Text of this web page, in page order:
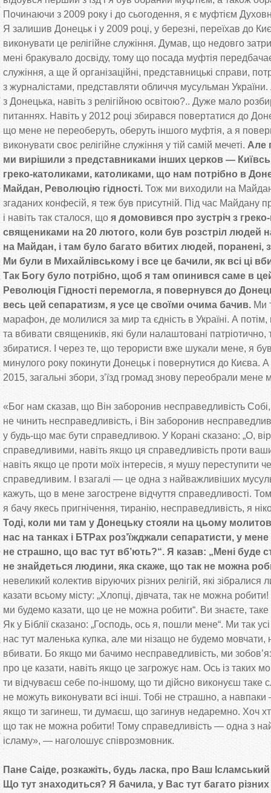
Починаючи з 2009 року і до сьогодення, я є муфтієм
Я залишив Донецьк і у 2009 році, у березні, переїхав до
виконувати це релігійне служіння. Думав, що недовго
мені бракувало досвіду, тому що посада муфтія
служіння, а ще й організаційні, представницькі справи,
з журналістами, представляти обличчя мусульман України.
з Донецька, навіть з релігійною освітою?.. Дуже мало
питаннях. Навіть у 2012 році збирався повертатися до
що мене не переоберуть, оберуть іншого муфтія, а я
виконувати своє релігійне служіння у тій самій мечеті. Але
ми вирішили з представниками інших церков —
греко-католиками, католиками, що нам потрібно в
Майдан, Революцію гідності. Тож ми виходили на
згаданих конфесій, я теж був присутній. Під час Майдану
і навіть так сталося, що я домовився про зустріч з
священиками на 20 лютого, коли був розстріл людей
на Майдан, і там було багато вбитих людей, поранені,
Ми були в Михайлівському і все це бачили, як всі ці
Так Богу було потрібно, щоб я там опинився саме в
Революція Гідності перемогла, я повернувся до
весь цей сепаратизм, я усе це своїми очима бачив. Ми
марафон, де молилися за мир та єдність в Україні. А
та вбивати священиків, які були налаштовані патріотично,
збиратися. І через те, що терористи вже шукали мене, я
минулого року покинути Донецьк і повернутися до Києва. А
2015, загальні збори, з’їзд громад знову переобрали мене
«Бог нам сказав, що Він заборонив несправедливість
не чинить несправедливість, і Він заборонив
у будь-що має бути справедливою. У Корані сказано: „О,
справедливими, навіть якщо ця справедливість проти
навіть якщо це проти моїх інтересів, я мушу переступити
справедливим. І взагалі — це одна з найважливіших
кажуть, що в мене загострене відчуття справедливості.
я бачу якесь пригнічення, тиранію, несправедливість, я
Тоді, коли ми там у Донецьку стояли на цьому
нас на танках і БТРах роз’їжджали сепаратисти, у
не страшно, що вас тут вб’ють?“. Я казав: „ Мені буде
не знайдеться людини, яка скаже, що так не можна
невеликий колектив віруючих різних релігій, які
казати всьому місту: „Хлопці, дівчата, так не можна робити!
ми будемо казати, що це не можна робити“. Ви знаєте,
Як у Біблії сказано: „Господь, ось я, пошли мене“. Ми так
нас тут маленька купка, але ми нізащо не будемо мовчати,
вбивати. Бо якщо ми бачимо несправедливість, ми зобов’
про це казати, навіть якщо це загрожує нам. Ось із таких
ти відчуваєш себе по-іншому, що ти дійсно виконуєш таке
не можуть виконувати всі інші. Тобі не страшно, а навпаки
якщо ти загинеш, ти думаєш, що загинув недаремно. Хоч
що так не можна робити! Тому справедливість — одна з
ісламу», —наголошує співрозмовник.
Пане Саіде, розкажіть, будь ласка, про Ваш
Що тут знаходиться? Я бачила, у Вас тут багато